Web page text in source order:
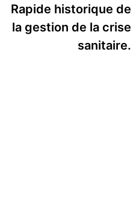
Rapide historique de
la gestion de la crise
sanitaire.